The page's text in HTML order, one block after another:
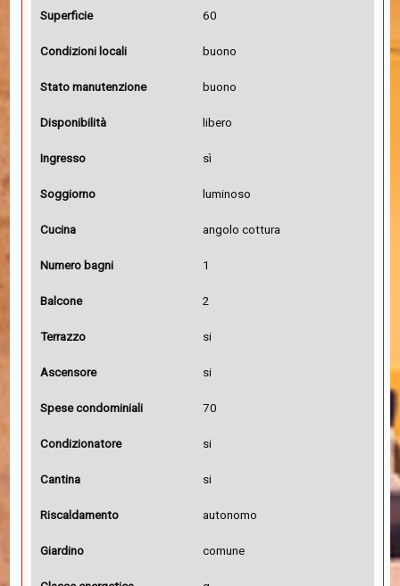
Superficie 60
Condizioni locali buono
Stato manutenzione buono
Disponibilità libero
Ingresso sì
Soggiorno luminoso
Cucina angolo cottura
Numero bagni 1
Balcone 2
Terrazzo si
Ascensore si
Spese condominiali 70
Condizionatore si
Cantina si
Riscaldamento autonomo
Giardino comune